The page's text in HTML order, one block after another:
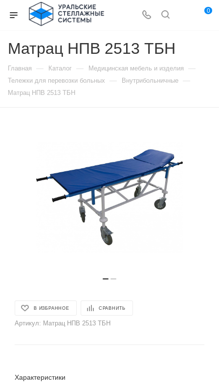
0
Матрац НПВ 2513 ТБН
Главная — Каталог — Медицинская мебель и изделия —
Тележки для перевозки больных — Внутрибольничные —
Матрац НПВ 2513 ТБН
В ИЗБРАННОЕ СРАВНИТЬ
Артикул: Матрац НПВ 2513 ТБН
Характеристики